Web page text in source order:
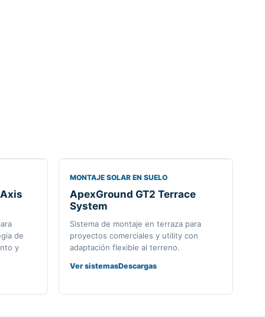
de
y
MONTAJE SOLAR EN SUELO
ApexGround GT2 Terrace
System
Sistema de montaje en terraza para
proyectos comerciales y utility con
adaptación flexible al terreno.
Ver sistemasDescargas